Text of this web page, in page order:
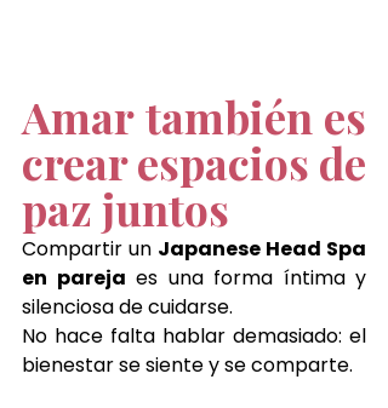
Amar también es
crear espacios de
paz juntos
Compartir un Japanese Head Spa
en pareja es una forma íntima y
silenciosa de cuidarse.
No hace falta hablar demasiado: el
bienestar se siente y se comparte.